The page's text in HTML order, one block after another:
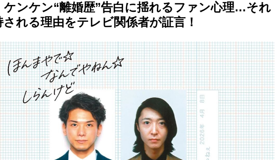
ケンケン“離婚歴”告白に揺れるファン心理…それ
れる理由をテレビ関係者が証言！